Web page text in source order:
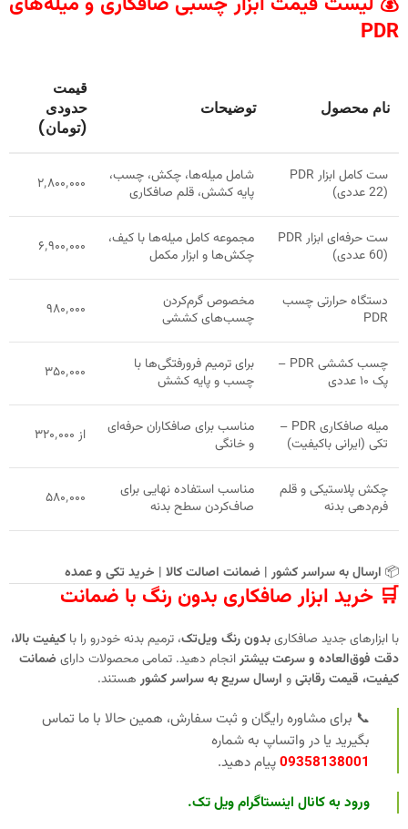
PDR
نام محصول توضیحات
قیمت
حدودی
(تومان)
ست کامل ابزار PDR
(22 عددی)
شامل میله‌ها، چکش، چسب،
پایه کشش، قلم صافکاری
۲٬۸۰۰٬۰۰۰
ست حرفه‌ای ابزار PDR
(60 عددی)
مجموعه کامل میله‌ها با کیف،
چکش‌ها و ابزار مکمل
۶٬۹۰۰٬۰۰۰
دستگاه حرارتی چسب
PDR
مخصوص گرم‌کردن
چسب‌های کششی
۹۸۰٬۰۰۰
چسب کششی PDR –
پک ۱۰ عددی
برای ترمیم فرورفتگی‌ها با
چسب و پایه کشش
۳۵۰٬۰۰۰
میله صافکاری PDR –
تکی (ایرانی باکیفیت)
مناسب برای صافکاران حرفه‌ای
و خانگی
از ۳۲۰٬۰۰۰
چکش پلاستیکی و قلم
فرم‌دهی بدنه
مناسب استفاده نهایی برای
صاف‌کردن سطح بدنه
۵۸۰٬۰۰۰
📦 ارسال به سراسر کشور | ضمانت اصالت کالا | خرید تکی و عمده
🛒 خرید ابزار صافکاری بدون رنگ با ضمانت
با ابزارهای جدید صافکاریبدون رنگ ویل‌تک، ترمیم بدنه خودرو را با کیفیت بالا،
دقت فوق‌العاده و سرعت بیشترانجام دهید. تمامی محصولات دارایضمانت
کیفیت، قیمت رقابتیو ارسال سریع به سراسر کشورهستند.
📞 برای مشاوره رایگان و ثبت سفارش، همین حالا با ما تماس
بگیرید یا در واتساپ به شماره
09358138001پیام دهید.
ورود به کانال اینستاگرام ویل تک.